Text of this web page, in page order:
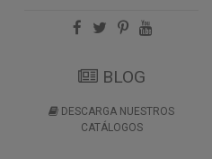
BLOG
DESCARGA NUESTROS
CATÁLOGOS